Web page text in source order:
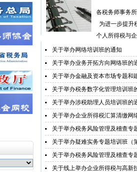
各税务师事务
为进一步提升
个人所得税与
关于举办网络培训班的通知
关于举办业务开拓方向网络班的
关于举办金融及资本市场专题和
关于举办税务数字化管理培训班
关于举办涉税助理人员培训班的
关于举办企业所得税汇算清缴网
关于举办税务风险管理及稽查专
关于举办疑难实务专题培训班（
关于举办税务风险管理及稽查专
关于线上举办企业所得税与高新